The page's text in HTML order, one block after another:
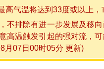
气温将达到33度或以上
不排除有进一步发展及移
高温触发引起的强对流，
月07日00时05分 更新)